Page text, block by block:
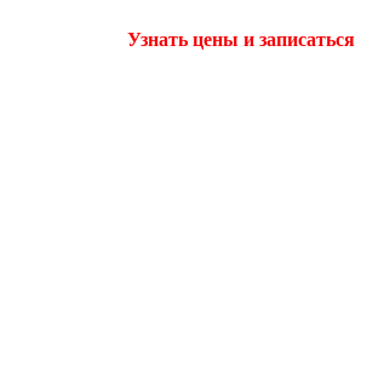
Узнать цены и записаться